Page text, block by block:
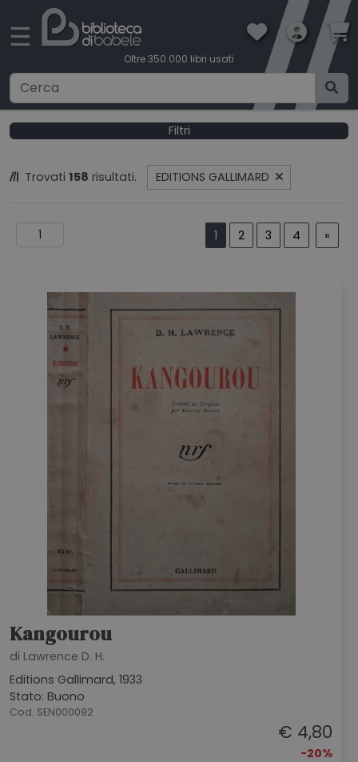
☰
Oltre 350.000 libri usati
Ricerca avanzata
BOOKLOVERS CARD
SPEDIZIONI
CONTATTI
HOME
NEWSLETTER
Filtri
Trovati 158 risultati. EDITIONS GALLIMARD
1 2 3 4 »
Kangourou
di Lawrence D. H.
Editions Gallimard, 1933
Stato: Buono
Cod. SEN000092
€ 4,80
-20%